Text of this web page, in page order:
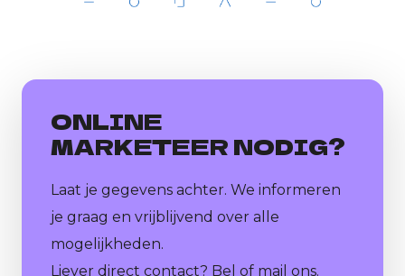
ONLINE
MARKETEER NODIG?
Laat je gegevens achter. We informeren
je graag en vrijblijvend over alle
mogelijkheden.
Liever direct contact? Bel of mail ons.